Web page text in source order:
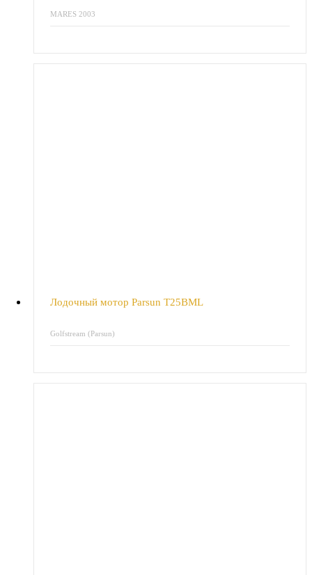
MARES 2003
Лодочный мотор Parsun T25BML
Golfstream (Parsun)